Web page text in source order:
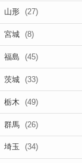
山形 (27)
宮城 (8)
福島 (45)
茨城 (33)
栃木 (49)
群馬 (26)
埼玉 (34)